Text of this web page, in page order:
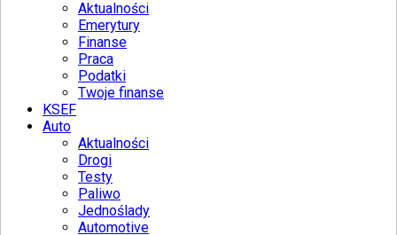
Aktualności
Emerytury
Finanse
Praca
Podatki
Twoje finanse
KSEF
Auto
Aktualności
Drogi
Testy
Paliwo
Jednoślady
Automotive